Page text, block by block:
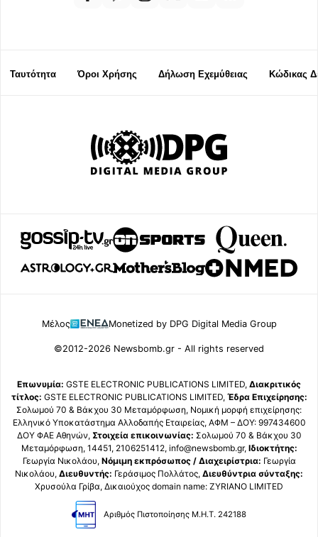
Ταυτότητα Όροι Χρήσης Δήλωση Εχεμύθειας Κώδικας
Μέλος Monetized by DPG Digital Media Group
©2012-2026 Newsbomb.gr - All rights reserved
Επωνυμία: GSTE ELECTRONIC PUBLICATIONS LIMITED, Διακριτικός
τίτλος: GSTE ELECTRONIC PUBLICATIONS LIMITED, Έδρα Επιχείρησης:
Σολωμού 70 & Βάκχου 30 Μεταμόρφωση, Νομική μορφή επιχείρησης:
Ελληνικό Υποκατάστημα Αλλοδαπής Εταιρείας, ΑΦΜ – ΔΟΥ: 997434600
ΔΟΥ ΦΑΕ Αθηνών, Στοιχεία επικοινωνίας: Σολωμού 70 & Βάκχου 30
Μεταμόρφωση, 14451, 2106251412, info@newsbomb.gr, Ιδιοκτήτης:
Γεωργία Νικολάου, Νόμιμη εκπρόσωπος / Διαχειρίστρια: Γεωργία
Νικολάου, Διευθυντής: Γεράσιμος Πολλάτος, Διευθύντρια σύνταξης:
Χρυσούλα Γρίβα, Δικαιούχος domain name: ZYRIANO LIMITED
Αριθμός Πιστοποίησης Μ.Η.Τ. 242188